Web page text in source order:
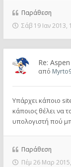
Παράθεση
Σάβ 19 Ιαν 2013,
Re:
από
Υπάρχει κάποιο
κάποιος θέλει να
υπολογιστή πού
Παράθεση
Πέμ 26 Μαρ